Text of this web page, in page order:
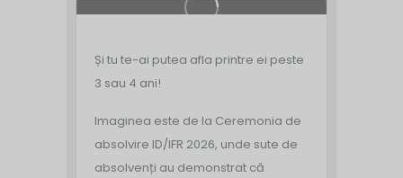
Și tu te-ai putea afla printre ei peste
3 sau 4 ani!
Imaginea este de la Ceremonia de
absolvire ID/IFR 2026, unde sute de
absolvenți au demonstrat că